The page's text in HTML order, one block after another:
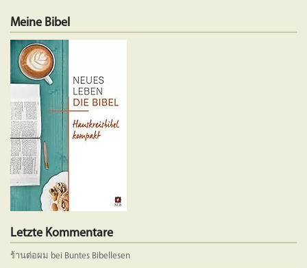
Meine Bibel
Letzte Kommentare
ร้านต่อผม bei Buntes Bibellesen